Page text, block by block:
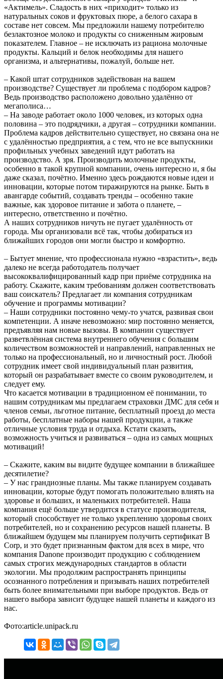
«Актимель». Сладость в них «приходит» только из
натуральных соков и фруктовых пюре, а белого сахара в
составе нет совсем. Мы предложили нашему потребителю
безлактозное молоко и продукты со сниженным жировым
показателем. Главное – не исключать из рациона молочные
продукты. Кальций и белок необходимы для нашего
организма, и альтернативы, пожалуй, больше нет.
– Какой штат сотрудников задействован на вашем
производстве? Существует ли проблема с подбором кадров?
Ведь производство расположено довольно удалённо от
мегаполиса…
– На заводе работает около 1000 человек, из которых одна
половина – это подрядчики, а другая – сотрудники компании.
Проблема кадров действительно существует, но связана она не
с удалённостью предприятия, а с тем, что не все выпускники
профильных учебных заведений идут работать на
производство. А зря. Производить молочные продукты,
особенно в такой крупной компании, очень интересно и, я бы
даже сказал, почётно. Именно здесь рождаются новые идеи и
инновации, которые потом тиражируются на рынке. Быть в
авангарде событий, создавать тренды – особенно такие
важные, как здоровое питание и забота о планете, –
интересно, ответственно и почётно.
А наших сотрудников ничуть не пугает удалённость от
города. Мы организовали всё так, чтобы добираться из
ближайших городов они могли быстро и комфортно.
– Бытует мнение, что профессионала нужно «взрастить», ведь
далеко не всегда работодатель получает
высококвалифицированный кадр при приёме сотрудника на
работу. Скажите, каким требованиям должен соответствовать
ваш соискатель? Предлагает ли компания сотрудникам
обучение и программы мотивации?
– Наши сотрудники постоянно чему-то учатся, развивая свои
компетенции. А иначе невозможно: мир постоянно меняется,
предъявляя нам новые вызовы. В компании существует
разветвлённая система внутреннего обучения с большим
количеством возможностей и направлений, направленных не
только на профессиональный, но и личностный рост. Любой
сотрудник имеет свой индивидуальный план развития,
который он разрабатывает вместе со своим руководителем, и
следует ему.
Что касается мотивации в традиционном её понимании, то
нашим сотрудникам мы предлагаем страховки ДМС для себя и
членов семьи, льготное питание, бесплатный проезд до места
работы, бесплатные наборы нашей продукции, а также
отличные условия труда и отдыха. Кстати сказать,
возможность учиться и развиваться – одна из самых мощных
мотиваций!
– Скажите, каким вы видите будущее компании в ближайшее
десятилетие?
– У нас грандиозные планы. Мы также планируем создавать
инновации, которые будут помогать положительно влиять на
здоровье и больших, и маленьких потребителей. Наша
компания ещё больше утвердится в статусе производителя,
который способствует не только укреплению здоровья своих
потребителей, но и сохранению ресурсов нашей планеты. В
ближайшем будущем мы планируем получить сертификат B
Corp, и это будет признанным фактом для всех в мире, что
компания Danone производит продукцию с соблюдением
самых строгих международных стандартов в области
экологии. Мы продолжим распространять принципы
осознанного потребления и призывать наших потребителей
быть более внимательными при выборе продуктов. Ведь от
нашего выбора зависит будущее нашей планеты и каждого из
нас.
Фото:article.unipack.ru